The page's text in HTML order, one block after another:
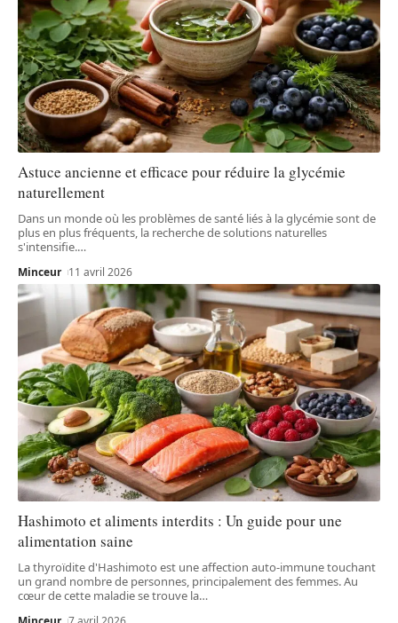
Astuce ancienne et efficace pour réduire la glycémie
naturellement
Dans un monde où les problèmes de santé liés à la glycémie sont de
plus en plus fréquents, la recherche de solutions naturelles
s'intensifie.…
Minceur 11 avril 2026
Hashimoto et aliments interdits : Un guide pour une
alimentation saine
La thyroïdite d'Hashimoto est une affection auto-immune touchant
un grand nombre de personnes, principalement des femmes. Au
cœur de cette maladie se trouve la…